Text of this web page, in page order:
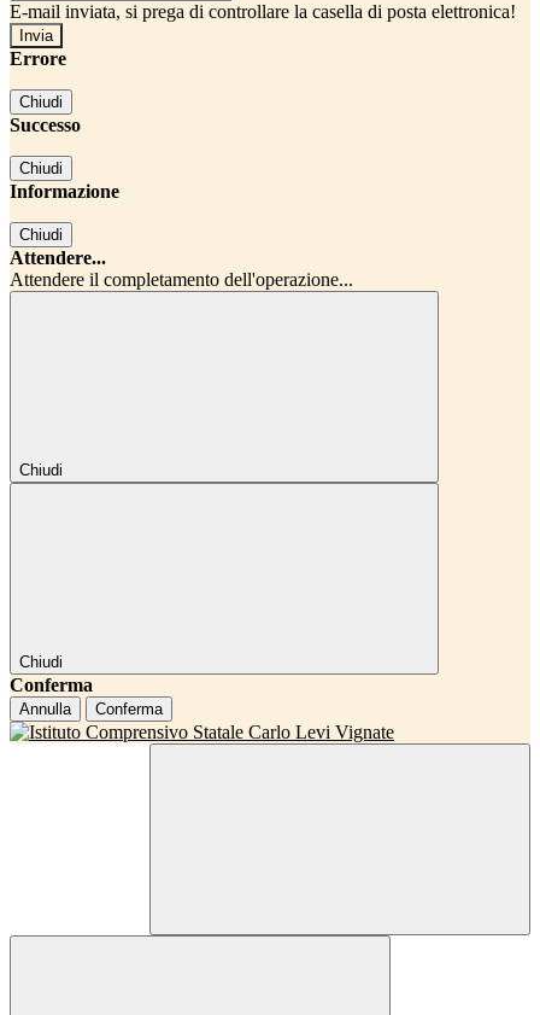
E-mail inviata, si prega di controllare la casella di posta elettronica!
Errore
Chiudi
Successo
Chiudi
Informazione
Chiudi
Attendere...
Attendere il completamento dell'operazione...
Chiudi
Chiudi
Conferma
Annulla Conferma